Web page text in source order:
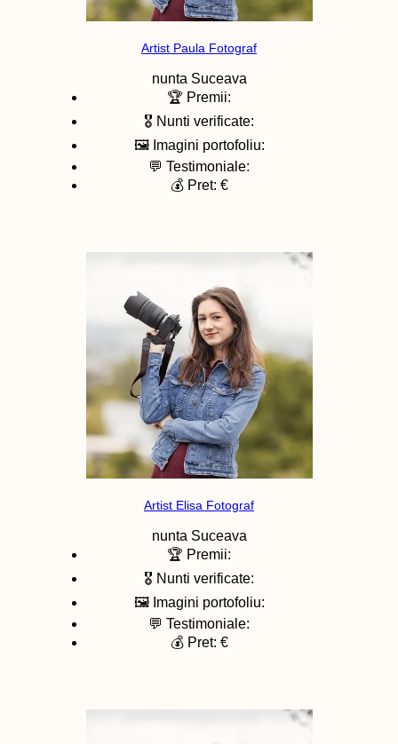
Artist Paula Fotograf
nunta Suceava
🏆 Premii:
🎖️ Nunti verificate:
🖼️ Imagini portofoliu:
💬 Testimoniale:
💰 Pret: €
Artist Elisa Fotograf
nunta Suceava
🏆 Premii:
🎖️ Nunti verificate:
🖼️ Imagini portofoliu:
💬 Testimoniale:
💰 Pret: €